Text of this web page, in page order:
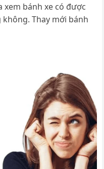
xem bánh xe có được
Thay mới bánh